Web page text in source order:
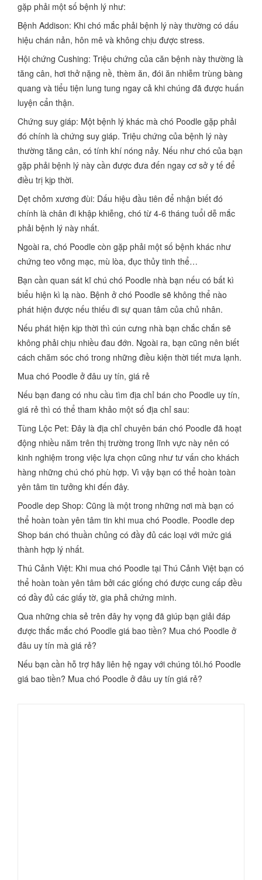
gặp phải một số bệnh lý như:
Bệnh Addison: Khi chó mắc phải bệnh lý này thường có dấu
hiệu chán nản, hôn mê và không chịu được stress.
Hội chứng Cushing: Triệu chứng của căn bệnh này thường là
tăng cân, hơi thở nặng nề, thèm ăn, đói ăn nhiễm trùng bàng
quang và tiểu tiện lung tung ngay cả khi chúng đã được huấn
luyện cẩn thận.
Chứng suy giáp: Một bệnh lý khác mà chó Poodle gặp phải
đó chính là chứng suy giáp. Triệu chứng của bệnh lý này
thường tăng cân, có tính khí nóng nảy. Nếu như chó của bạn
gặp phải bệnh lý này cần được đưa đến ngay cơ sở y tế để
điều trị kịp thời.
Dẹt chỏm xương đùi: Dấu hiệu đầu tiên để nhận biết đó
chính là chân đi khập khiễng, chó từ 4-6 tháng tuổi dễ mắc
phải bệnh lý này nhất.
Ngoài ra, chó Poodle còn gặp phải một số bệnh khác như
chứng teo võng mạc, mù lòa, đục thủy tinh thể…
Bạn cần quan sát kĩ chú chó Poodle nhà bạn nếu có bất kì
biểu hiện kì lạ nào. Bệnh ở chó Poodle sẽ không thể nào
phát hiện được nếu thiếu đi sự quan tâm của chủ nhân.
Nếu phát hiện kịp thời thì cún cưng nhà bạn chắc chắn sẽ
không phải chịu nhiều đau đớn. Ngoài ra, bạn cũng nên biết
cách chăm sóc chó trong những điều kiện thời tiết mưa lạnh.
Mua chó Poodle ở đâu uy tín, giá rẻ
Nếu bạn đang có nhu cầu tìm địa chỉ bán cho Poodle uy tín,
giá rẻ thì có thể tham khảo một số địa chỉ sau:
Tùng Lộc Pet: Đây là địa chỉ chuyên bán chó Poodle đã hoạt
động nhiều năm trên thị trường trong lĩnh vực này nên có
kinh nghiệm trong việc lựa chọn cũng như tư vấn cho khách
hàng những chú chó phù hợp. Vì vậy bạn có thể hoàn toàn
yên tâm tin tưởng khi đến đây.
Poodle dep Shop: Cũng là một trong những nơi mà bạn có
thể hoàn toàn yên tâm tin khi mua chó Poodle. Poodle dep
Shop bán chó thuần chủng có đầy đủ các loại với mức giá
thành hợp lý nhất.
Thú Cảnh Việt: Khi mua chó Poodle tại Thú Cảnh Việt bạn có
thể hoàn toàn yên tâm bởi các giống chó được cung cấp đều
có đầy đủ các giấy tờ, gia phả chứng minh.
Qua những chia sẻ trên đây hy vọng đã giúp bạn giải đáp
được thắc mắc chó Poodle giá bao tiền? Mua chó Poodle ở
đâu uy tín mà giá rẻ?
Nếu bạn cần hỗ trợ hãy liên hệ ngay với chúng tôi.hó Poodle
giá bao tiền? Mua chó Poodle ở đâu uy tín giá rẻ?